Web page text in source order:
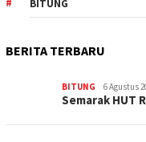
BITUNG
BERITA TERBARU
BITUNG 6 Agustus
Semarak HUT